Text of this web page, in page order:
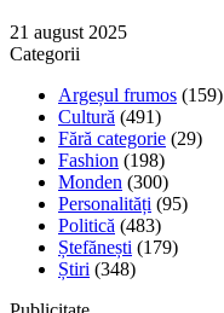
21 august 2025
Categorii
Argeșul frumos (159)
Cultură (491)
Fără categorie (29)
Fashion (198)
Monden (300)
Personalități (95)
Politică (483)
Ștefănești (179)
Știri (348)